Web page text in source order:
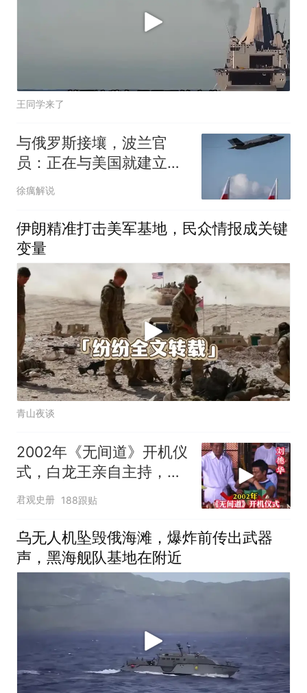
王同学来了
与俄罗斯接壤，波兰官
员：正在与美国就建立永
久性军事基地谈判
徐癘解说
伊朗精准打击美军基地，民众情报成关键
变量
青山夜谈
2002年《无间道》开机仪
式，白龙王亲自主持，预
言句句成真！
君观史册 188跟贴
乌无人机坠毁俄海滩，爆炸前传出武器
声，黑海舰队基地在附近